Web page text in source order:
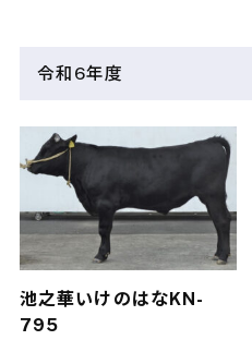
令和6年度
池之華いけのはなKN-
795